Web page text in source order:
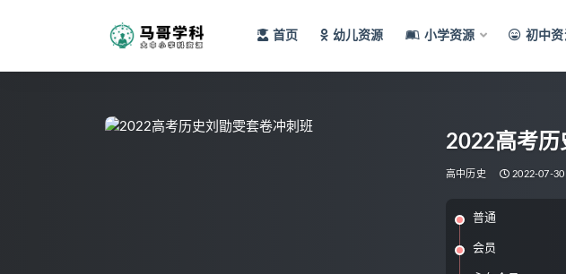
首页 幼儿资源 小学资源 初中资
2022高考历
高中历史 2022-07-30
普通
会员